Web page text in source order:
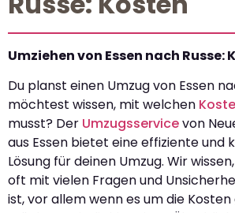
Umziehen von Essen nach Russe:
Du planst einen Umzug von Essen
möchtest wissen, mit welchen
musst? Der Umzugsservicevon
aus Essen bietet eine effiziente und
Lösung für deinen Umzug. Wir
oft mit vielen Fragen und
ist, vor allem wenn es um die